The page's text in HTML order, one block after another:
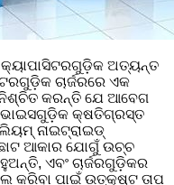
କ୍ୟାପାସିଟରଗୁଡ଼ିକ ଅତ୍ୟନ୍ତ
ଚାର୍ଜରରେ ଏକ
କରନ୍ତି ଯେ ଆବେଗ
କ୍ଷତିଗ୍ରସ୍ତ
ନାଇଟ୍ରାଇଡ୍
ଆକାର ଯୋଗୁଁ ଉଚ୍ଚ
ଏବଂ ଚାର୍ଜରଗୁଡ଼ିକର
କରିବା ପାଇଁ ଉତ୍କୃଷ୍ଟ ତାପ